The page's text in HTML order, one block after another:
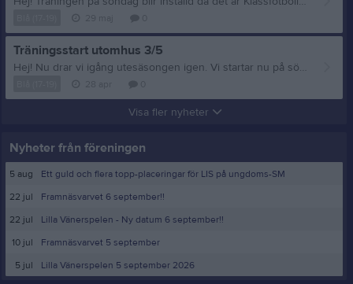
Träningsstart utomhus 3/5
Hej! Nu drar vi igång utesäsongen igen. Vi startar nu på söndag 3/5 kl 16-17 och kommer hålla på fram till midsommarveckan. Vi kör som vanligt söndagar kl 16-17 på Framnäs IP. Denna säsong kommer även några från gruppen över (grupp vit födda -15 och -16) vara med och träna samma tid. Vi ser fram emot en härlig utesäsong. Mvh tränarna grupp blå
Visa fler nyheter
Nyheter från föreningen
5 aug
Ett guld och flera topp-placeringar för LIS på ungdoms-SM
22 jul
Framnäsvarvet 6 september!!
22 jul
Lilla Vänerspelen - Ny datum 6 september!!
10 jul
Framnäsvarvet 5 september
5 jul
Lilla Vänerspelen 5 september 2026